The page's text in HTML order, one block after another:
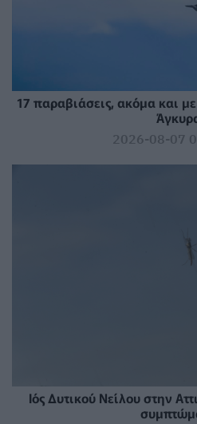
17 παραβιάσεις, ακόμα και
2026-08-07
Ιός Δυτικού Νείλου στην